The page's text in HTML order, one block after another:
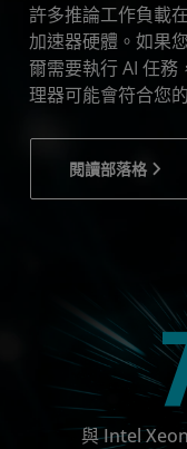
許多推論工作負載
加速器硬體。如果
爾需要執行 AI 任務
理器可能會符合您
閱讀部落格
與 Intel